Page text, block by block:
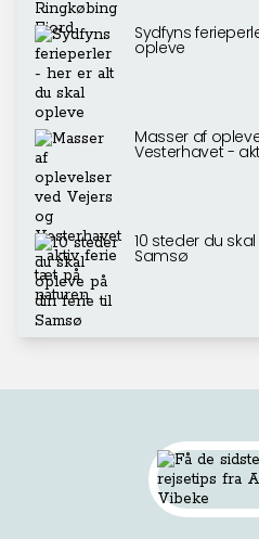
Sydfyns
opleve
Masser af
Vesterhavet -
10 steder du
Samsø